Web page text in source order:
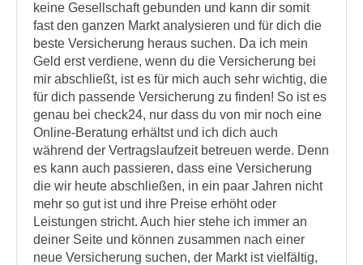
keine Gesellschaft gebunden und kann dir somit
fast den ganzen Markt analysieren und für dich die
beste Versicherung heraus suchen. Da ich mein
Geld erst verdiene, wenn du die Versicherung bei
mir abschließt, ist es für mich auch sehr wichtig, die
für dich passende Versicherung zu finden! So ist es
genau bei check24, nur dass du von mir noch eine
Online-Beratung erhältst und ich dich auch
während der Vertragslaufzeit betreuen werde. Denn
es kann auch passieren, dass eine Versicherung
die wir heute abschließen, in ein paar Jahren nicht
mehr so gut ist und ihre Preise erhöht oder
Leistungen stricht. Auch hier stehe ich immer an
deiner Seite und können zusammen nach einer
neue Versicherung suchen, der Markt ist vielfältig,